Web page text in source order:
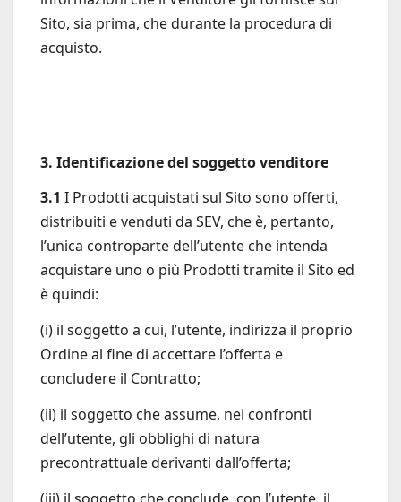
Sito, sia prima, che durante la procedura di
acquisto.
3. Identificazione del soggetto venditore
3.1 I Prodotti acquistati sul Sito sono offerti,
distribuiti e venduti da SEV, che è, pertanto,
l’unica controparte dell’utente che intenda
acquistare uno o più Prodotti tramite il Sito ed
è quindi:
(i) il soggetto a cui, l’utente, indirizza il proprio
Ordine al fine di accettare l’offerta e
concludere il Contratto;
(ii) il soggetto che assume, nei confronti
dell’utente, gli obblighi di natura
precontrattuale derivanti dall’offerta;